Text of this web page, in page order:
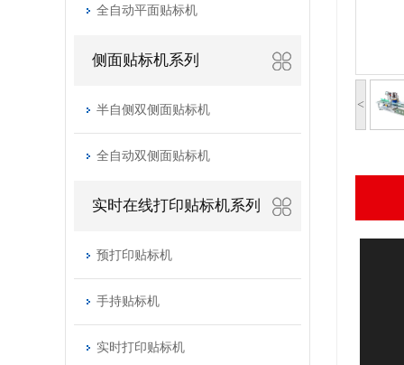
全自动平面贴标机
侧面贴标机系列
半自侧双侧面贴标机
全自动双侧面贴标机
实时在线打印贴标机系列
预打印贴标机
手持贴标机
实时打印贴标机
<